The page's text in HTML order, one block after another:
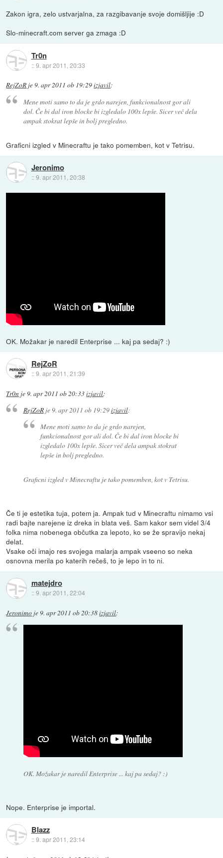
Zakon igra, zelo ustvarjalna, za razgibavanje svoje domišljije :D
Slo-minecraft.com server ga zmaga :D
Tr0n
::9. apr 2011, 20:33
RejZoR je9. apr 2011 ob 19:29izjavil:
Mene moti samo to da je grdo narejen, funkcionalnost gor ali
dol. Če bi dal iron blocke bi izgledalo 100x lepše. Sicer več dela
ampak stokrat lepše in bolj pregledno.
Graficni izgled v Minecraftu je tako pomemben, kot v Tetrisu.
Jeronimo
::9. apr 2011, 20:38
OK. Možakar je naredil Enterprise ... kaj pa sedaj? :)
RejZoR
::9. apr 2011, 21:39
Tr0n je9. apr 2011 ob 20:33izjavil:
RejZoRje9. apr 2011 ob 19:29izjavil:
Mene moti samo to da je grdo narejen,
funkcionalnost gor ali dol. Če bi dal iron blocke bi
izgledalo 100x lepše. Sicer več dela ampak stokrat
lepše in bolj pregledno.
Graficni izgled v Minecraftu je tako pomemben, kot v Tetrisu.
Če ti je estetika tuja, potem ja. Ampak tud v Minecraftu nimamo vsi
radi bajte narejene iz dreka in blata veš. Sam kakor sem videl 3/4
folka nima nobenega občutka za lepoto, ko se že spravijo nekaj
delat.
Vsake oči imajo res svojega malarja ampak vseeno so neka
osnovna merila po katerih rečeš, to je lepo in to ni.
matejdro
::9. apr 2011, 22:04
Jeronimo je9. apr 2011 ob 20:38izjavil:
OK. Možakar je naredil Enterprise ... kaj pa sedaj? :)
Nope. Enterprise je importal.
Blazz
::9. apr 2011, 23:14